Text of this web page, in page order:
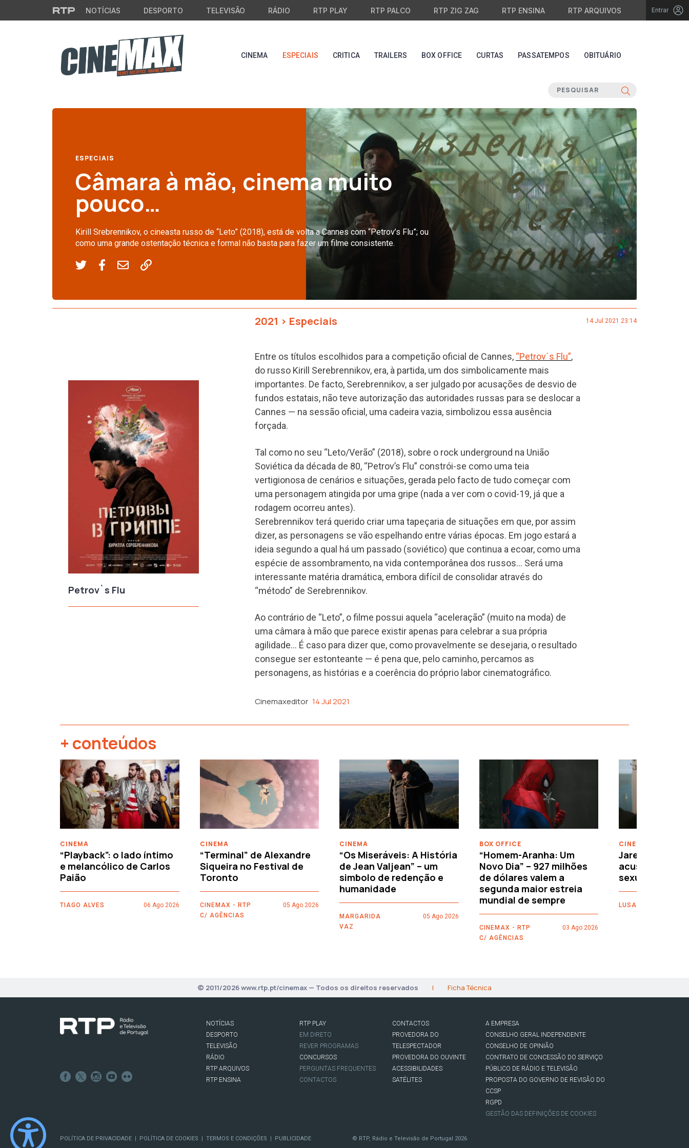
Saltar para o conteúdo principal
NOTÍCIAS DESPORTO TELEVISÃO RÁDIO RTP PLAY RTP PALCO RTP ZIG ZAG RTP ENSINA RTP ARQUIVOS Entrar
CINEMA ESPECIAIS CRITICA TRAILERS BOX OFFICE CURTAS PASSATEMPOS OBITUÁRIO
ESPECIAIS
Câmara à mão, cinema muito
pouco…
Kirill Srebrennikov, o cineasta russo de “Leto” (2018), está de volta a Cannes com “Petrov’s Flu”; ou
como uma grande ostentação técnica e formal não basta para fazer um filme consistente.
2021 > Especiais 14 Jul 2021 23:14
Petrov`s Flu
Entre os títulos escolhidos para a competição oficial de Cannes, “Petrov´s Flu”,
do russo Kirill Serebrennikov, era, à partida, um dos simbolicamente mais
importantes. De facto, Serebrennikov, a ser julgado por acusações de desvio de
fundos estatais, não teve autorização das autoridades russas para se deslocar a
Cannes — na sessão oficial, uma cadeira vazia, simbolizou essa ausência
forçada.
Tal como no seu “Leto/Verão” (2018), sobre o rock underground na União
Soviética da década de 80, “Petrov’s Flu” constrói-se como uma teia
vertigionosa de cenários e situações, gerada pelo facto de tudo começar com
uma personagem atingida por uma gripe (nada a ver com o covid-19, já que a
rodagem ocorreu antes).
Serebrennikov terá querido criar uma tapeçaria de situações em que, por assim
dizer, as personagens se vão espelhando entre várias épocas. Em jogo estará a
ideia segundo a qual há um passado (soviético) que continua a ecoar, como uma
espécie de assombramento, na vida contemporânea dos russos… Será uma
interessante matéria dramática, embora difícil de consolidar através do
“método” de Serebrennikov.
Ao contrário de “Leto”, o filme possui aquela “aceleração” (muito na moda) de
uma câmara à mão que parece existir apenas para celebrar a sua própria
agilidade… É caso para dizer que, como provavelmente se desejaria, o resultado
consegue ser estonteante — é pena que, pelo caminho, percamos as
personagens, as histórias e a coerência do próprio labor cinematográfico.
Cinemaxeditor 14 Jul 2021
+ conteúdos
CINEMA
“Playback”: o lado íntimo
e melancólico de Carlos
Paião
TIAGO ALVES 06 Ago 2026
CINEMA
“Terminal” de Alexandre
Siqueira no Festival de
Toronto
CINEMAX - RTP
C/ AGÊNCIAS
05 Ago 2026
CINEMA
“Os Miseráveis: A História
de Jean Valjean” – um
simbolo de redenção e
humanidade
MARGARIDA
VAZ
05 Ago 2026
BOX OFFICE
“Homem-Aranha: Um
Novo Dia” – 927 milhões
de dólares valem a
segunda maior estreia
mundial de sempre
CINEMAX - RTP
C/ AGÊNCIAS
03 Ago 2026
CINEMA
Jared Leto
acusações de
sexuais
LUSA
‹
© 2011/2026 www.rtp.pt/cinemax — Todos os direitos reservados | Ficha Técnica
NOTÍCIAS
DESPORTO
TELEVISÃO
RÁDIO
RTP ARQUIVOS
RTP ENSINA
RTP PLAY
EM DIRETO
REVER PROGRAMAS
CONCURSOS
PERGUNTAS FREQUENTES
CONTACTOS
CONTACTOS
PROVEDORA DO
TELESPECTADOR
PROVEDORA DO OUVINTE
ACESSIBILIDADES
SATÉLITES
A EMPRESA
CONSELHO GERAL INDEPENDENTE
CONSELHO DE OPINIÃO
CONTRATO DE CONCESSÃO DO SERVIÇO
PÚBLICO DE RÁDIO E TELEVISÃO
PROPOSTA DO GOVERNO DE REVISÃO DO
CCSP
RGPD
GESTÃO DAS DEFINIÇÕES DE COOKIES
POLÍTICA DE PRIVACIDADE POLÍTICA DE COOKIES TERMOS E CONDIÇÕES PUBLICIDADE © RTP, Rádio e Televisão de Portugal 2026